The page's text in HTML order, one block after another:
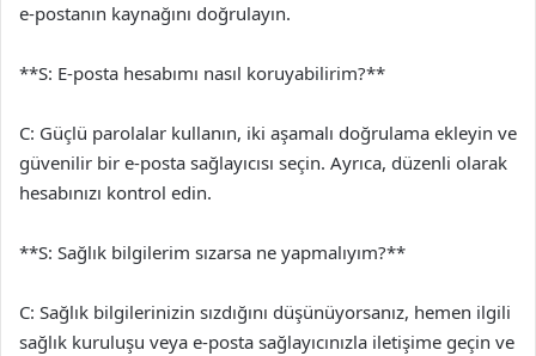
e-postanın kaynağını doğrulayın.
**S: E-posta hesabımı nasıl koruyabilirim?**
C: Güçlü parolalar kullanın, iki aşamalı doğrulama ekleyin ve
güvenilir bir e-posta sağlayıcısı seçin. Ayrıca, düzenli olarak
hesabınızı kontrol edin.
**S: Sağlık bilgilerim sızarsa ne yapmalıyım?**
C: Sağlık bilgilerinizin sızdığını düşünüyorsanız, hemen ilgili
sağlık kuruluşu veya e-posta sağlayıcınızla iletişime geçin ve